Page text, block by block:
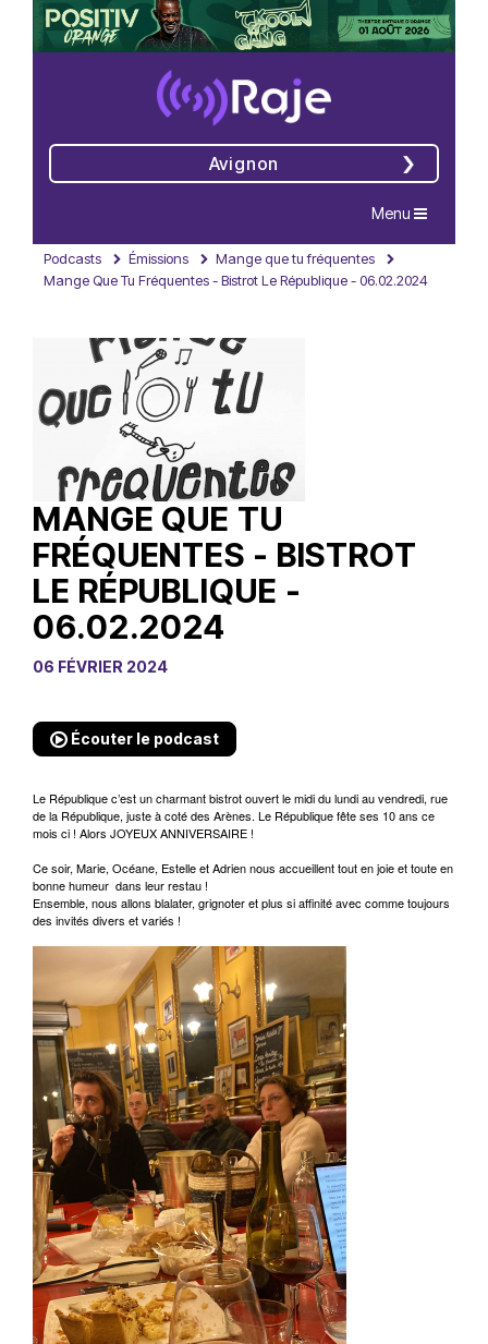
Avignon
Navigation
Menu
Podcasts Émissions
Mange que tu fréquentes
Mange Que Tu Fréquentes - Bistrot Le République - 06.02.2024
MANGE QUE TU
FRÉQUENTES - BISTROT
LE RÉPUBLIQUE -
06.02.2024
06 FÉVRIER 2024
Écouter le podcast
Le République c’est un charmant bistrot ouvert le midi du lundi au vendredi, rue
de la République, juste à coté des Arènes. Le République fête ses 10 ans ce
mois ci ! Alors JOYEUX ANNIVERSAIRE !
Ce soir, Marie, Océane, Estelle et Adrien nous accueillent tout en joie et toute en
bonne humeur dans leur restau !
Ensemble, nous allons blalater, grignoter et plus si affinité avec comme toujours
des invités divers et variés !